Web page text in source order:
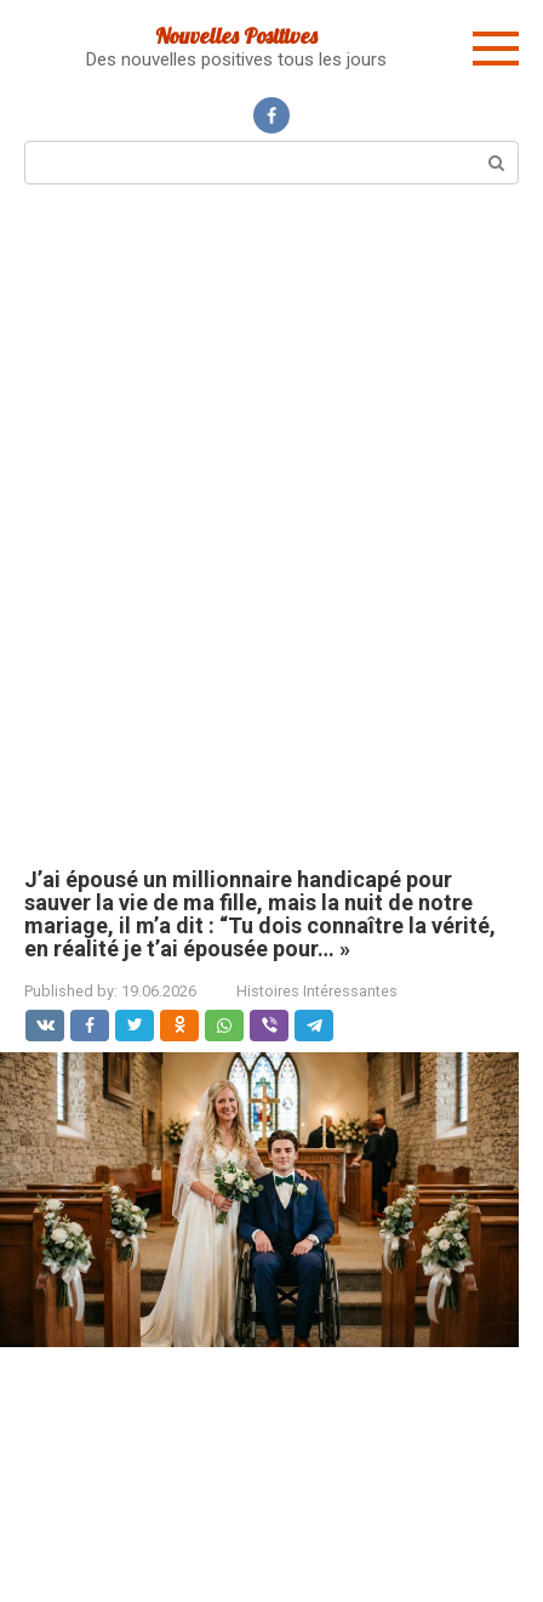
Nouvelles Positives
Des nouvelles positives tous les jours
J’ai épousé un millionnaire handicapé pour
sauver la vie de ma fille, mais la nuit de notre
mariage, il m’a dit : “Tu dois connaître la vérité,
en réalité je t’ai épousée pour… »
Published by: 19.06.2026 Histoires Intéressantes